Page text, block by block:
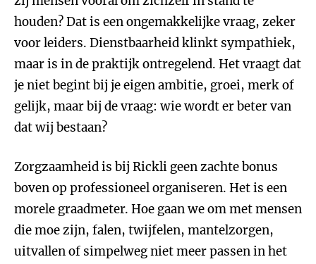
houden? Dat is een ongemakkelijke vraag, zeker
voor leiders. Dienstbaarheid klinkt sympathiek,
maar is in de praktijk ontregelend. Het vraagt dat
je niet begint bij je eigen ambitie, groei, merk of
gelijk, maar bij de vraag: wie wordt er beter van
dat wij bestaan?
Zorgzaamheid is bij Rickli geen zachte bonus
boven op professioneel organiseren. Het is een
morele graadmeter. Hoe gaan we om met mensen
die moe zijn, falen, twijfelen, mantelzorgen,
uitvallen of simpelweg niet meer passen in het